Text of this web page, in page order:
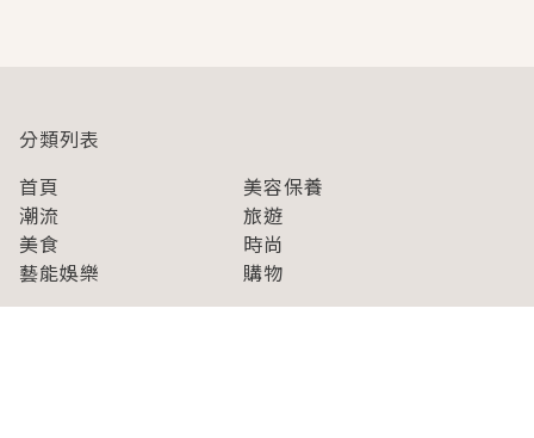
分類列表
首頁
美容保養
潮流
旅遊
美食
時尚
藝能娛樂
購物